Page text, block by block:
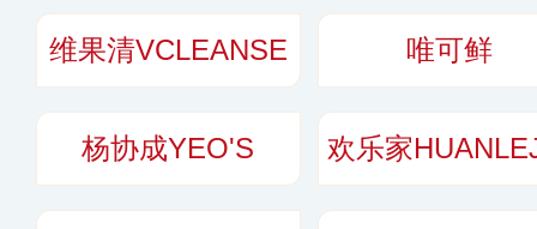
维果清VCLEANSE 唯可鲜
杨协成YEO'S 欢乐家